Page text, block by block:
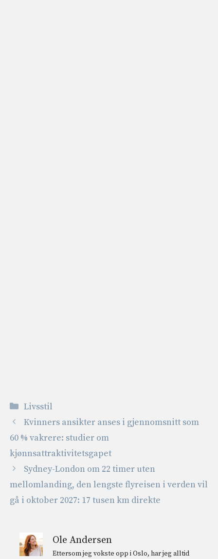
Kategorier
Livsstil
Kvinners ansikter anses i gjennomsnitt som
60 % vakrere: studier om
kjønnsattraktivitetsgapet
Sydney-London om 22 timer uten
mellomlanding, den lengste flyreisen i verden vil
gå i oktober 2027: 17 tusen km direkte
Ole Andersen
Ettersom jeg vokste opp i Oslo, har jeg alltid